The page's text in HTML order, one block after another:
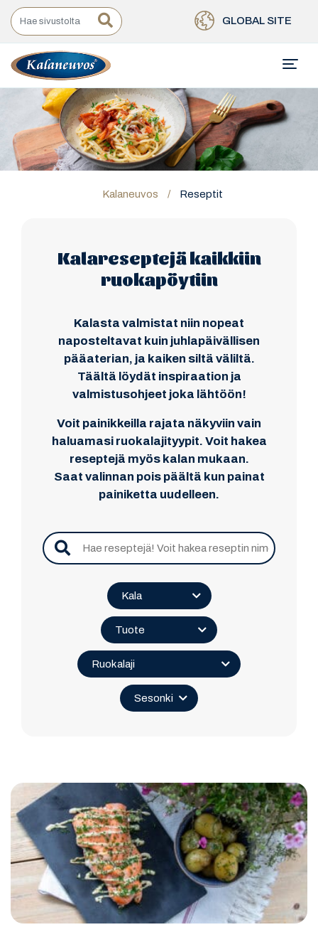
GLOBAL SITE
Kalaneuvos / Reseptit
Kalareseptejä kaikkiin
ruokapöytiin
Kalasta valmistat niin nopeat
naposteltavat kuin juhlapäivällisen
pääaterian, ja kaiken siltä väliltä.
Täältä löydät inspiraation ja
valmistusohjeet joka lähtöön!
Voit painikkeilla rajata näkyviin vain
haluamasi ruokalajityypit. Voit hakea
reseptejä myös kalan mukaan.
Saat valinnan pois päältä kun painat
painiketta uudelleen.